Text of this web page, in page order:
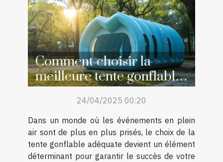
Comment choisir la
meilleure tente gonflable
pour votre événement
24/04/2025 00:20
Dans un monde où les événements en plein
air sont de plus en plus prisés, le choix de la
tente gonflable adéquate devient un élément
déterminant pour garantir le succès de votre